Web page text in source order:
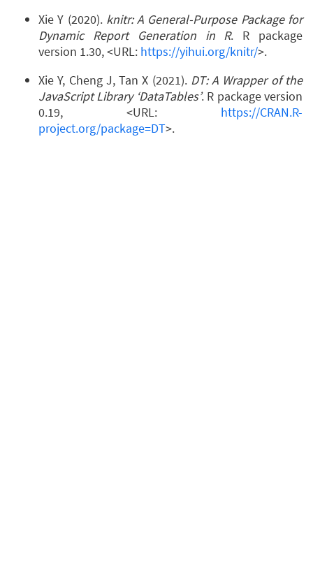
Xie Y (2020). knitr: A General-Purpose Package for
Dynamic Report Generation in R. R package
version 1.30, <URL: https://yihui.org/knitr/>.
Xie Y, Cheng J, Tan X (2021). DT: A Wrapper of the
JavaScript Library ‘DataTables’. R package version
0.19, <URL: https://CRAN.R-
project.org/package=DT>.